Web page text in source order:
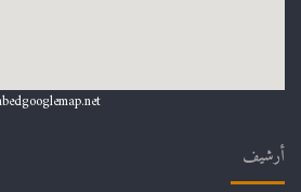
أرشيف